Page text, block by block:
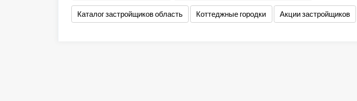
Каталог застройщиков область Коттеджные городки Акции застройщиков